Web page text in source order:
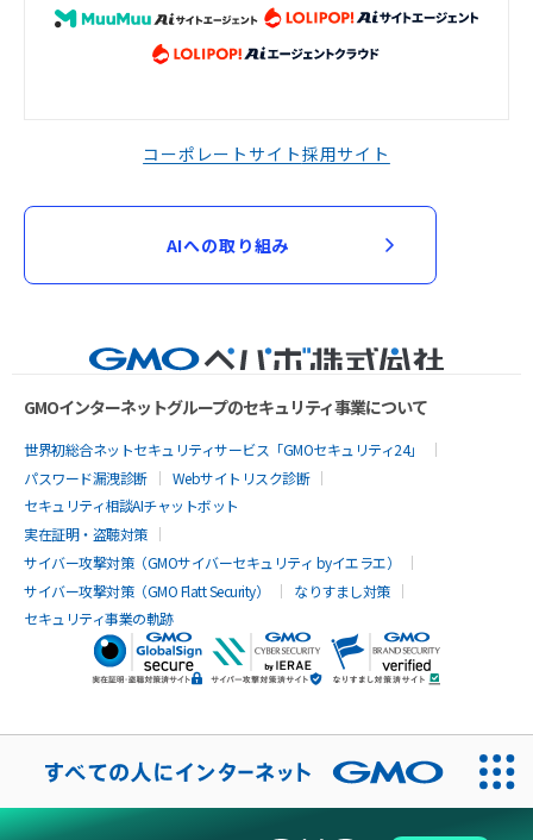
コーポレートサイト採用サイト
AIへの取り組み
GMOインターネットグループのセキュリティ事業について
世界初総合ネットセキュリティサービス「GMOセキュリティ24」
パスワード漏洩診断
Webサイトリスク診断
セキュリティ相談AIチャットボット
実在証明・盗聴対策
サイバー攻撃対策（GMOサイバーセキュリティ byイエラエ）
サイバー攻撃対策（GMO Flatt Security）
なりすまし対策
セキュリティ事業の軌跡